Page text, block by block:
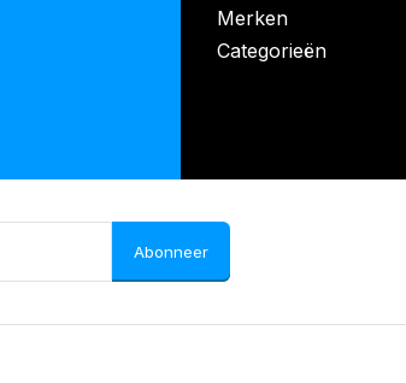
Merken
Categorieën
Abonneer